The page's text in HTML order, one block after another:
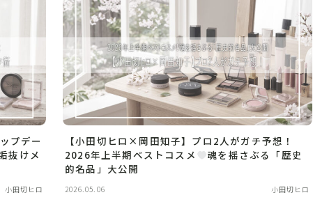
プデー
抜けメ
小田切ヒロ
【小田切ヒロ×岡田知子】プロ2人がガチ予想！
2026年上半期ベストコスメ
魂を揺さぶる「歴史
的名品」大公開
2026.05.06 小田切ヒロ